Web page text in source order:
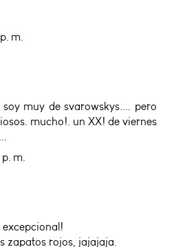
m.
muy de svarowskys.... pero
mucho!. un XX! de viernes
m.
zapatos rojos, jajajaja.